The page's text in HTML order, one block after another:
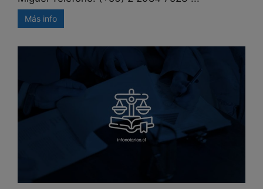
Más info